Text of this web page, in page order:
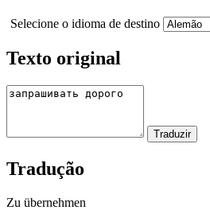
Selecione o idioma de destino
Texto original
Tradução
Zu übernehmen